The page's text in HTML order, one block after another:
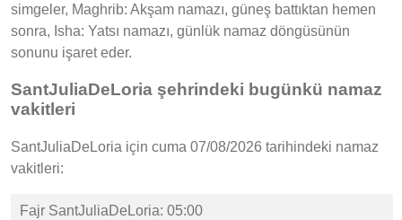
simgeler, Maghrib: Akşam namazı, güneş battıktan hemen
sonra, Isha: Yatsı namazı, günlük namaz döngüsünün
sonunu işaret eder.
SantJuliaDeLoria şehrindeki bugünkü namaz
vakitleri
SantJuliaDeLoria için cuma 07/08/2026 tarihindeki namaz
vakitleri:
Fajr SantJuliaDeLoria: 05:00